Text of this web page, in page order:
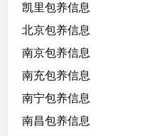
会
跳
舞
歌
凯里包养信息
北京包养信息
南京包养信息
南充包养信息
南宁包养信息
南昌包养信息